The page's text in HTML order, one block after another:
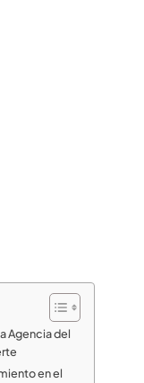
Agencia del
en el